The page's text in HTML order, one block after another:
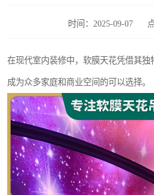
时间：2025-09-07
在现代室内装修中，软膜天花凭借其
成为众多家庭和商业空间的可以选择。